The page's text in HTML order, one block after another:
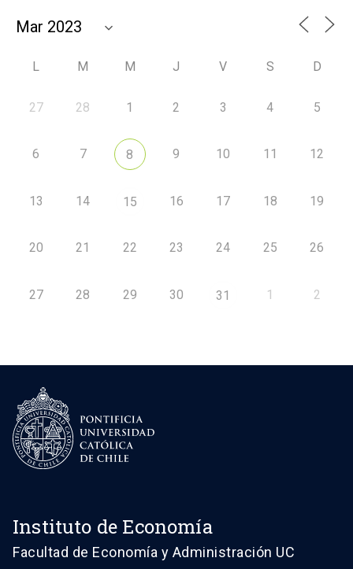
L M M J V S D
27 28 1 2 3 4 5
6 7 8 9 10 11 12
13 14 15 16 17 18 19
20 21 22 23 24 25 26
27 28 29 30 31 1 2
Instituto de Economía
Facultad de Economía y Administración UC